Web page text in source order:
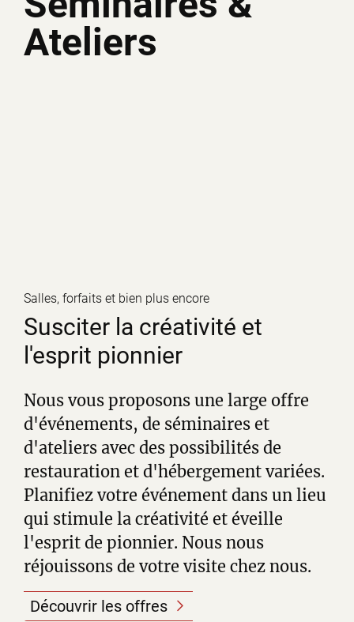
Ateliers
Salles, forfaits et bien plus encore
Susciter la créativité et
l'esprit pionnier
Nous vous proposons une large offre
d'événements, de séminaires et
d'ateliers avec des possibilités de
restauration et d'hébergement variées.
Planifiez votre événement dans un lieu
qui stimule la créativité et éveille
l'esprit de pionnier. Nous nous
réjouissons de votre visite chez nous.
Découvrir les offres